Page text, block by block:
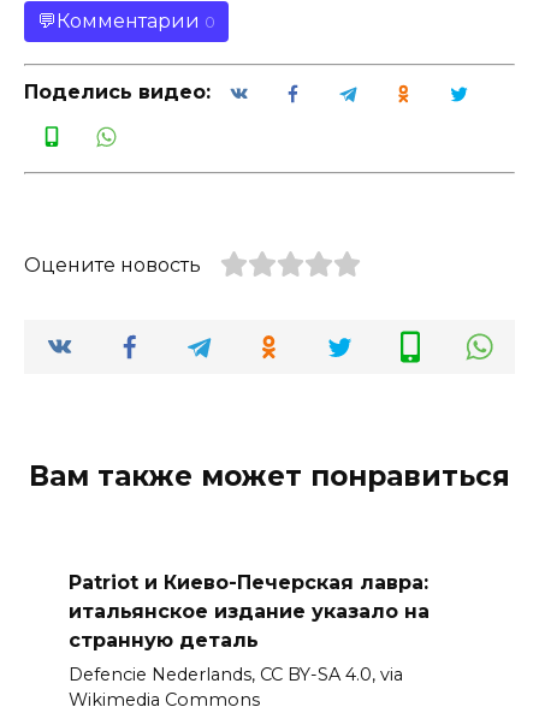
Комментарии 0
Поделись видео:
Оцените новость
Вам также может понравиться
Patriot и Киево-Печерская лавра:
итальянское издание указало на
странную деталь
Defencie Nederlands, CC BY-SA 4.0, via
Wikimedia Commons